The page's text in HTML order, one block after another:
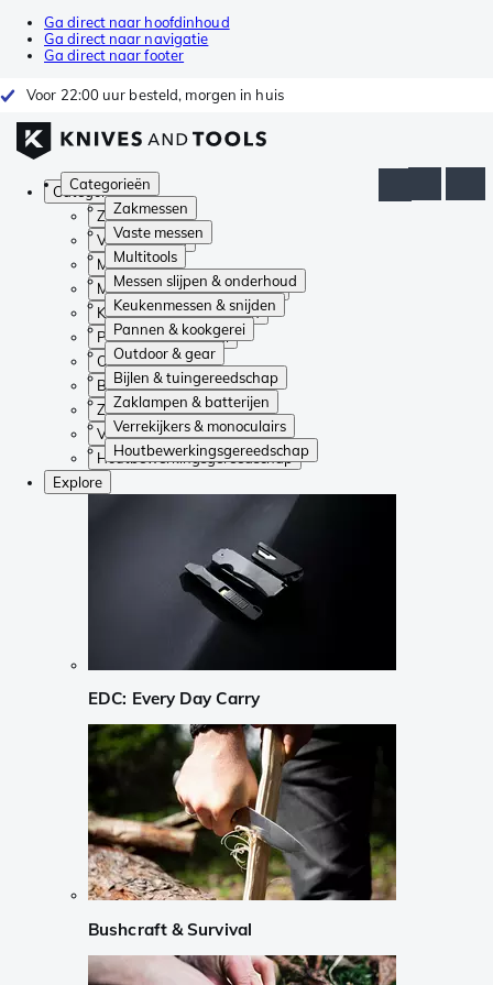
Ga direct naar hoofdinhoud
Ga direct naar navigatie
Ga direct naar footer
Voor 22:00 uur besteld, morgen in huis
Categorieën
Zakmessen
Vaste messen
Multitools
Messen slijpen & onderhoud
Keukenmessen & snijden
Pannen & kookgerei
Outdoor & gear
Bijlen & tuingereedschap
Zaklampen & batterijen
Verrekijkers & monoculairs
Houtbewerkingsgereedschap
Categorieën
Zakmessen
Vaste messen
Multitools
Messen slijpen & onderhoud
Keukenmessen & snijden
Pannen & kookgerei
Outdoor & gear
Bijlen & tuingereedschap
Zaklampen & batterijen
Verrekijkers & monoculairs
Houtbewerkingsgereedschap
Explore
EDC: Every Day Carry
Bushcraft & Survival